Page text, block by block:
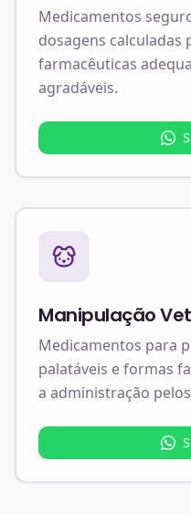
Medicamentos
dosagens calculadas
farmacêuticas
agradáveis.
Manipulação
Medicamentos para
palatáveis e formas
a administração